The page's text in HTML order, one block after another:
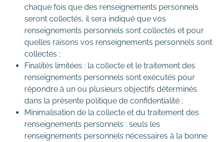
chaque fois que des renseignements personnels
seront collectés, il sera indiqué que vos
renseignements personnels sont collectés et pour
quelles raisons vos renseignements personnels sont
collectés ;
Finalités limitées : la collecte et le traitement des
renseignements personnels sont exécutés pour
répondre à un ou plusieurs objectifs déterminés
dans la présente politique de confidentialité ;
Minimalisation de la collecte et du traitement des
renseignements personnels : seuls les
renseignements personnels nécessaires à la bonne